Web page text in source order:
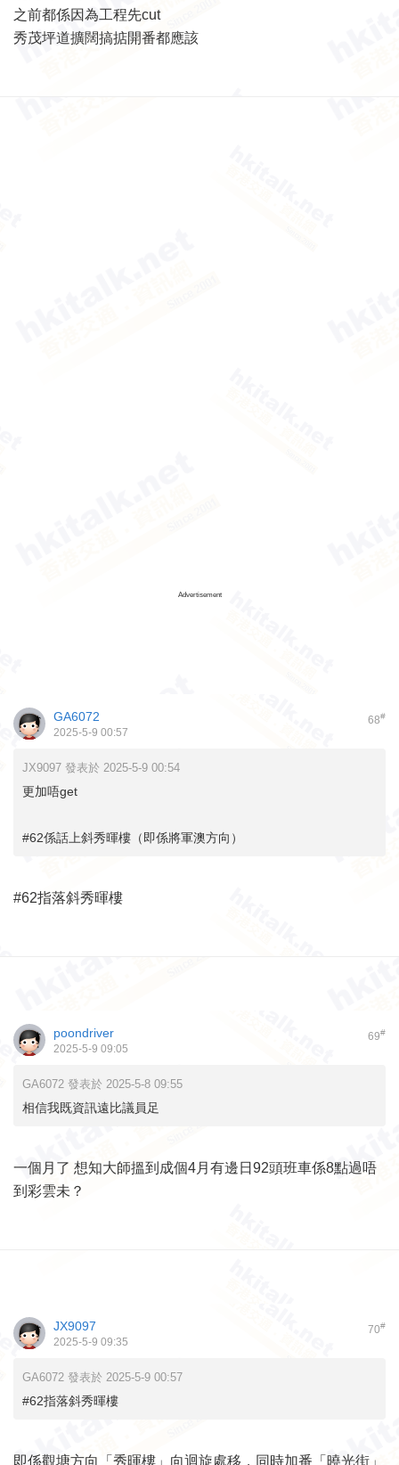
之前都係因為工程先cut
秀茂坪道擴闊搞掂開番都應該
Advertisement
68#
GA6072
2025-5-9 00:57
JX9097 發表於 2025-5-9 00:54
更加唔get
#62係話上斜秀暉樓（即係將軍澳方向）
#62指落斜秀暉樓
69#
poondriver
2025-5-9 09:05
GA6072 發表於 2025-5-8 09:55
相信我既資訊遠比議員足
一個月了 想知大師搵到成個4月有邊日92頭班車係8點過唔
到彩雲未？
70#
JX9097
2025-5-9 09:35
GA6072 發表於 2025-5-9 00:57
#62指落斜秀暉樓
即係觀塘方向「秀暉樓」向迴旋處移，同時加番「曉光街」